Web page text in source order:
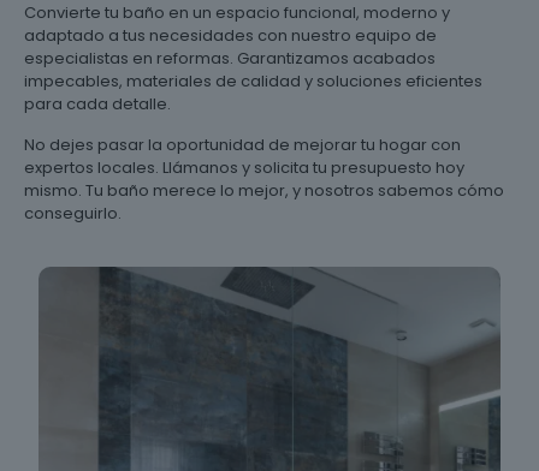
Convierte tu baño en un espacio funcional, moderno y
adaptado a tus necesidades con nuestro equipo de
especialistas en reformas. Garantizamos acabados
impecables, materiales de calidad y soluciones eficientes
para cada detalle.
No dejes pasar la oportunidad de mejorar tu hogar con
expertos locales. Llámanos y solicita tu presupuesto hoy
mismo. Tu baño merece lo mejor, y nosotros sabemos cómo
conseguirlo.